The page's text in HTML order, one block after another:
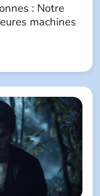
: Notre
machines